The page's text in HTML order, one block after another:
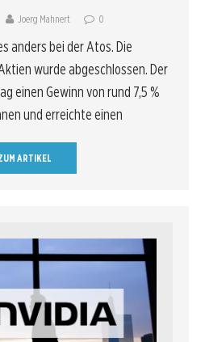
Joerg Mahnert 0
anders bei der Atos. Die
wurde abgeschlossen. Der
einen Gewinn von rund 7,5 %
und erreichte einen
ARTIKEL